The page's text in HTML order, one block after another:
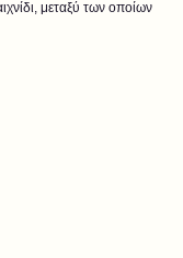
μεταξύ των οποίων